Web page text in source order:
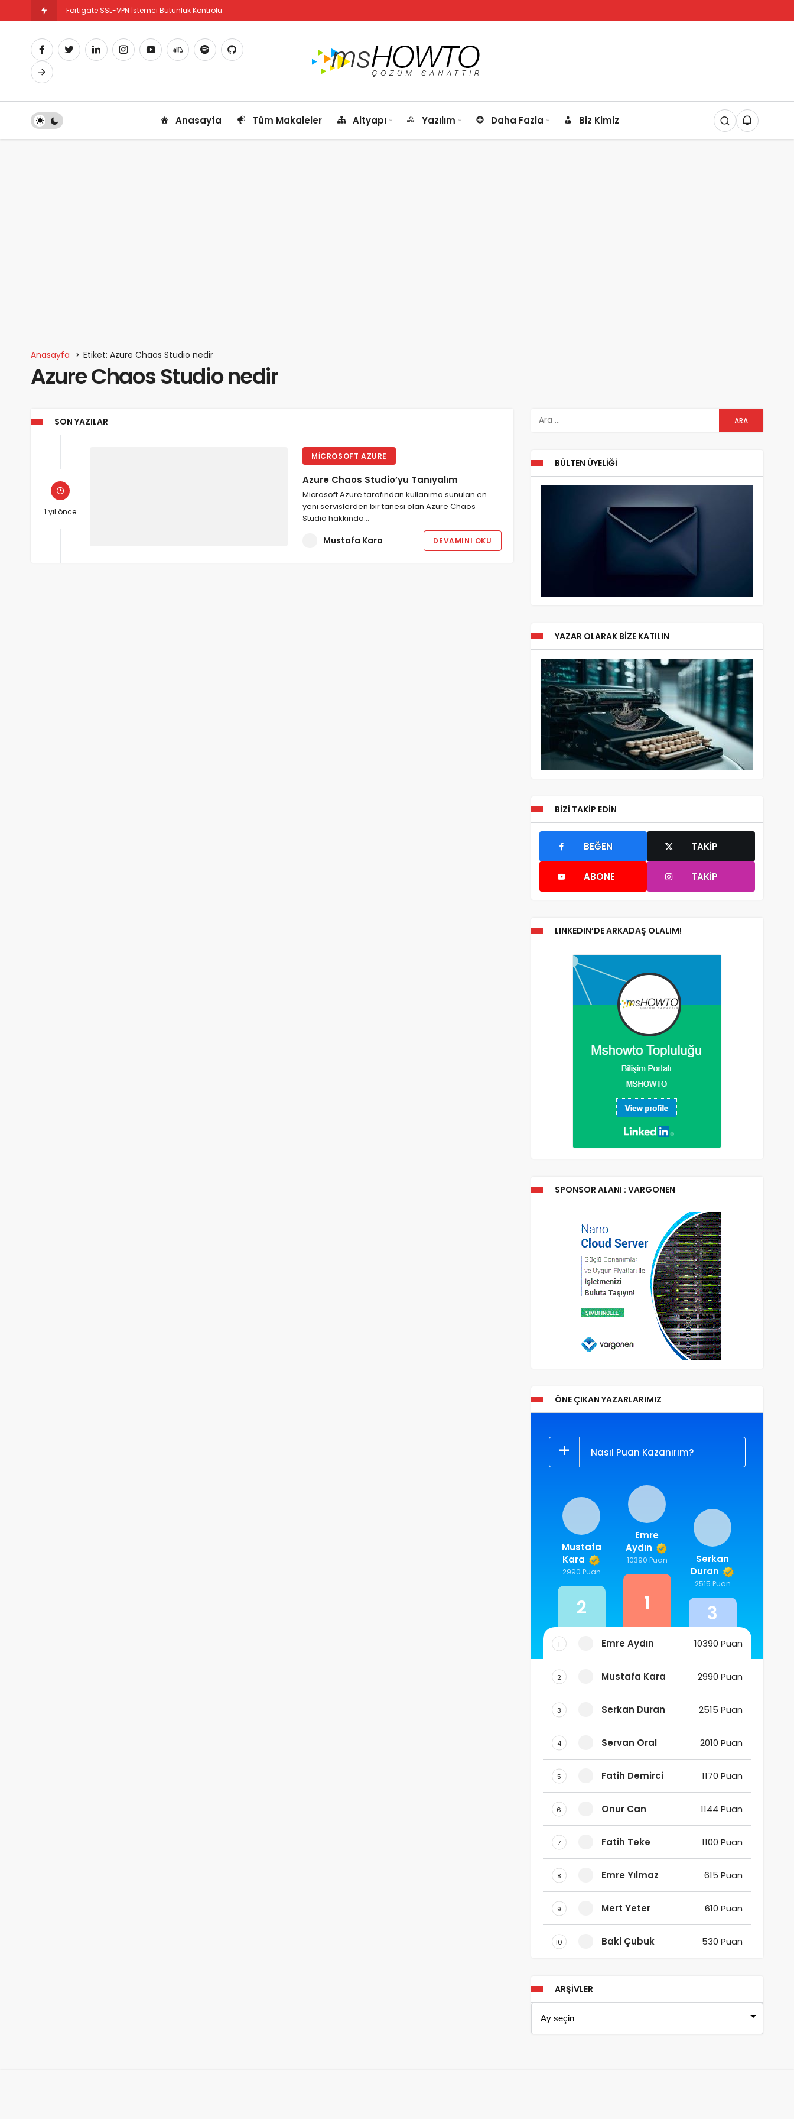
Fortigate SSL-VPN İstemci Bütünlük Kontrolü
Anasayfa Tüm Makaleler Altyapı Yazılım Daha Fazla Biz Kimiz
Anasayfa Etiket: Azure Chaos Studio nedir
Azure Chaos Studio nedir
SON YAZILAR
1 yıl önce
MICROSOFT AZURE
Azure Chaos Studio’yu Tanıyalım
Microsoft Azure tarafından kullanıma sunulan en
yeni servislerden bir tanesi olan Azure Chaos
Studio hakkında…
Mustafa Kara DEVAMINI OKU
BÜLTEN ÜYELIĞI
YAZAR OLARAK BIZE KATILIN
BIZI TAKIP EDIN
BEĞEN TAKIP
ABONE TAKIP
LINKEDIN’DE ARKADAŞ OLALIM!
SPONSOR ALANI : VARGONEN
ÖNE ÇIKAN YAZARLARIMIZ
Nasıl Puan Kazanırım?
Emre
Aydın
10390 Puan
1
Mustafa
Kara
2990 Puan
2
Serkan
Duran
2515 Puan
3
1 Emre Aydın 10390 Puan
2 Mustafa Kara 2990 Puan
3 Serkan Duran 2515 Puan
4 Servan Oral 2010 Puan
5 Fatih Demirci 1170 Puan
6 Onur Can 1144 Puan
7 Fatih Teke 1100 Puan
8 Emre Yılmaz 615 Puan
9 Mert Yeter 610 Puan
10 Baki Çubuk 530 Puan
ARŞIVLER